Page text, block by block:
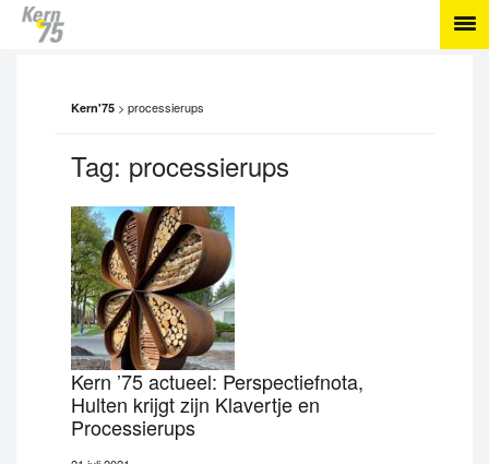
Kern'75 > processierups
Tag: processierups
Kern ’75 actueel: Perspectiefnota,
Hulten krijgt zijn Klavertje en
Processierups